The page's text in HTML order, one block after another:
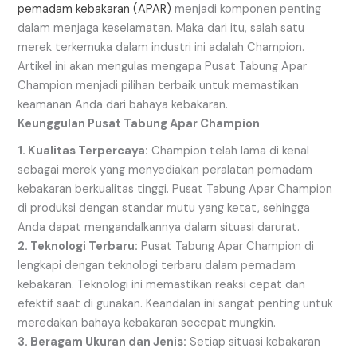
pemadam kebakaran (APAR) menjadi komponen penting
dalam menjaga keselamatan. Maka dari itu, salah satu
merek terkemuka dalam industri ini adalah Champion.
Artikel ini akan mengulas mengapa Pusat Tabung Apar
Champion menjadi pilihan terbaik untuk memastikan
keamanan Anda dari bahaya kebakaran.
Keunggulan Pusat Tabung Apar Champion
1. Kualitas Terpercaya: Champion telah lama di kenal
sebagai merek yang menyediakan peralatan pemadam
kebakaran berkualitas tinggi. Pusat Tabung Apar Champion
di produksi dengan standar mutu yang ketat, sehingga
Anda dapat mengandalkannya dalam situasi darurat.
2. Teknologi Terbaru: Pusat Tabung Apar Champion di
lengkapi dengan teknologi terbaru dalam pemadam
kebakaran. Teknologi ini memastikan reaksi cepat dan
efektif saat di gunakan. Keandalan ini sangat penting untuk
meredakan bahaya kebakaran secepat mungkin.
3. Beragam Ukuran dan Jenis: Setiap situasi kebakaran